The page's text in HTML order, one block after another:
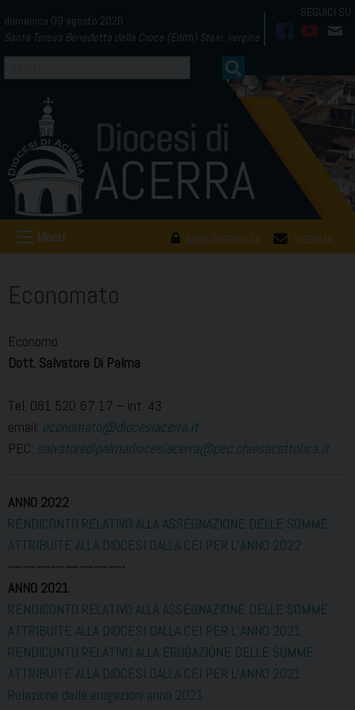
to
content
domenica 09 agosto 2026
Santa Teresa Benedetta della Croce (Edith) Stein, vergine
AREA RISERVATA WEBMAIL
Menu
Economato
Economo
Dott. Salvatore Di Palma
Tel. 081 520 67 17 – int. 43
email: economato@diocesiacerra.it
PEC: salvatoredipalmadiocesiacerra@pec.chiesacattolica.it
ANNO 2022
RENDICONTO RELATIVO ALLA ASSEGNAZIONE DELLE SOMME
ATTRIBUITE ALLA DIOCESI DALLA CEI PER L’ANNO 2022
————————-
ANNO 2021
RENDICONTO RELATIVO ALLA ASSEGNAZIONE DELLE SOMME
ATTRIBUITE ALLA DIOCESI DALLA CEI PER L’ANNO 2021
RENDICONTO RELATIVO ALLA EROGAZIONE DELLE SOMME
ATTRIBUITE ALLA DIOCESI DALLA CEI PER L’ANNO 2021
Relazione delle erogazioni anno 2021